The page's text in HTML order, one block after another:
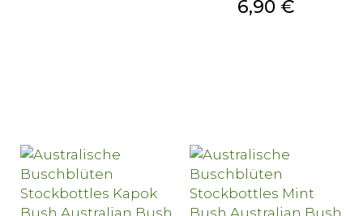
Preis
6,90 €